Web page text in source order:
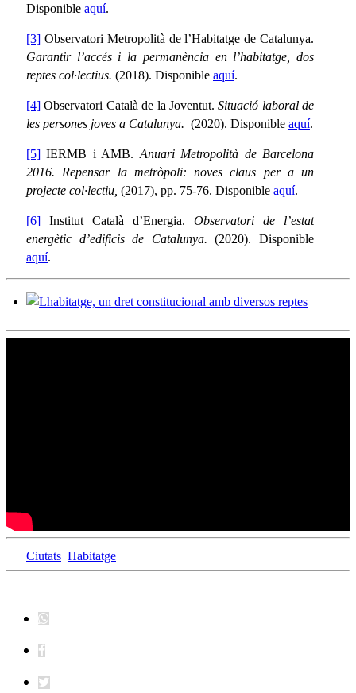
Disponible aquí.
[3] Observatori Metropolità de l’Habitatge de Catalunya.
Garantir l’accés i la permanència en l’habitatge, dos
reptes col·lectius. (2018). Disponible aquí.
[4] Observatori Català de la Joventut.Situació laboral de
les persones joves a Catalunya. (2020). Disponible aquí.
[5] IERMB i AMB. Anuari Metropolità de Barcelona
2016. Repensar la metròpoli: noves claus per a un
projecte col·lectiu, (2017), pp. 75-76. Disponible aquí.
[6] Institut Català d’Energia. Observatori de l’estat
energètic d’edificis de Catalunya. (2020). Disponible
aquí.
Ciutats Habitatge